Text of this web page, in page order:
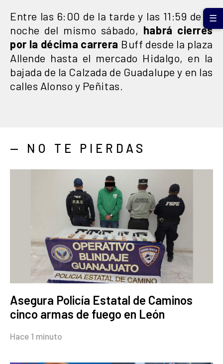
Entre las 6:00 de la tarde y las 11:59 de la
noche del mismo sábado, habrá cierres
por la décima carrera Buff desde la plaza
Allende hasta el mercado Hidalgo, en la
bajada de la Calzada de Guadalupe y en las
calles Alonso y Peñitas.
— NO TE PIERDAS
Asegura Policía Estatal de Caminos
cinco armas de fuego en León
Hace 1 minuto
☰